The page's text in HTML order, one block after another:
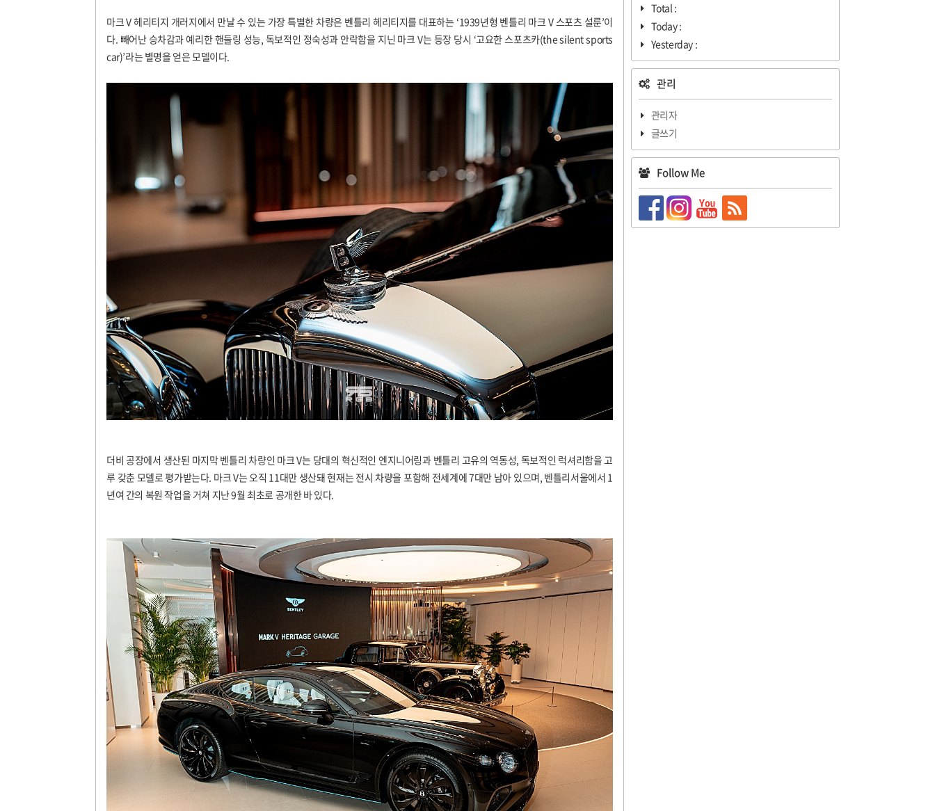
마크 V헤리티지 개러지에서 만날 수 있는 가장 특별한 차량은 벤틀리 헤리티지를 대표하는 ‘1939년형 벤틀리 마크 V 스포츠 설룬’이
다. 빼어난 승차감과 예리한 핸들링 성능 독보적인 정숙성과 안락함을 지닌 마크 V는 등장 당시 ‘고요한 스포츠카(the silent sports
car)’라는 별명을 얻은 모델이다.
더비 공장에서 생산된 마지막 벤틀리 차량인 마크V는 당대의 혁신적인 엔지니어링과 벤틀리 고유의 역동성, 독보적인 럭셔리함을 고
루 갖춘 모델로 평가받는다. 마크V는 오직 11대만 생산돼 현재는 전시 차량을 포함해 전세계에7대만 남아 있으며, 벤틀리서울에서 1
년여 간의 복원 작업을 거쳐 지난9월 최초로 공개한 바 있다.
Total :
Today :
Yesterday :
관리
관리자
글쓰기
Follow Me